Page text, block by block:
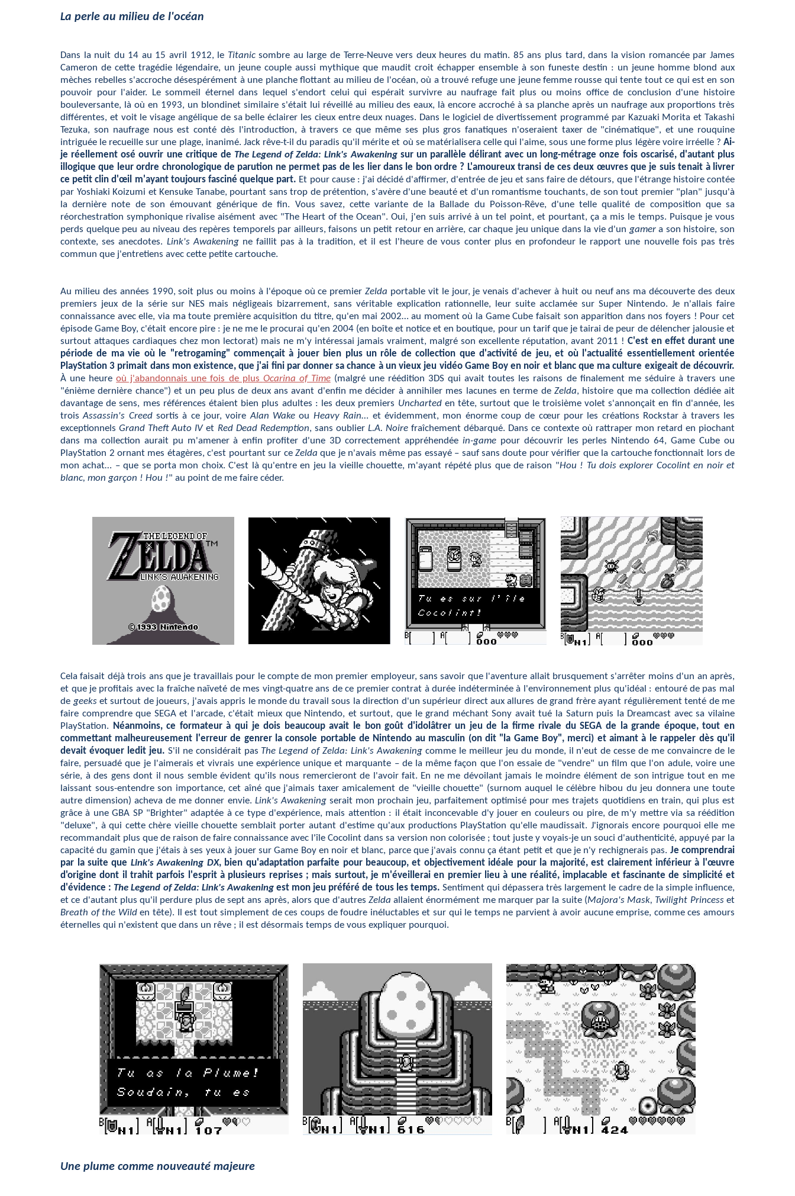
La perle au milieu de l'océan
Dans la nuit du 14 au 15 avril 1912, le Titanicsombre au large de Terre-Neuve vers deux heures du matin. 85 ans plus tard, dans la vision romancée par James
Cameron de cette tragédie légendaire, un jeune couple aussi mythique que maudit croit échapper ensemble à son funeste destin : un jeune homme blond aux
mèches rebelles s'accroche désespérément à une planche flottant au milieu de l'océan, où a trouvé refuge une jeune femme rousse qui tente tout ce qui est en son
pouvoir pour l'aider. Le sommeil éternel dans lequel s'endort celui qui espérait survivre au naufrage fait plus ou moins office de conclusion d'une histoire
bouleversante, là où en 1993, un blondinet similaire s'était lui réveillé au milieu des eaux, là encore accroché à sa planche après un naufrage aux proportions très
différentes, et voit le visage angélique de sa belle éclairer les cieux entre deux nuages. Dans le logiciel de divertissement programmé par Kazuaki Morita et Takashi
Tezuka, son naufrage nous est conté dès l'introduction, à travers ce que même ses plus gros fanatiques n'oseraient taxer de "cinématique", et une rouquine
intriguée le recueille sur une plage, inanimé. Jack rêve-t-il du paradis qu'il mérite et où se matérialisera celle qui l'aime, sous une forme plus légère voire irréelle ? Ai-
je réellement osé ouvrir une critique de The Legend of Zelda: Link's Awakeningsur un parallèle délirant avec un long-métrage onze fois oscarisé, d'autant plus
illogique que leur ordre chronologique de parution ne permet pas de les lier dans le bon ordre ? L'amoureux transi de ces deux œuvres que je suis tenait à livrer
ce petit clin d'œil m'ayant toujours fasciné quelque part. Et pour cause : j'ai décidé d'affirmer, d'entrée de jeu et sans faire de détours, que l'étrange histoire contée
par Yoshiaki Koizumi et Kensuke Tanabe, pourtant sans trop de prétention, s'avère d'une beauté et d'un romantisme touchants, de son tout premier "plan" jusqu'à
la dernière note de son émouvant générique de fin. Vous savez, cette variante de la Ballade du Poisson-Rêve, d'une telle qualité de composition que sa
réorchestration symphonique rivalise aisément avec "The Heart of the Ocean". Oui, j'en suis arrivé à un tel point, et pourtant, ça a mis le temps. Puisque je vous
perds quelque peu au niveau des repères temporels par ailleurs, faisons un petit retour en arrière, car chaque jeu unique dans la vie d'un gamera son histoire, son
contexte, ses anecdotes. Link's Awakeningne faillit pas à la tradition, et il est l'heure de vous conter plus en profondeur le rapport une nouvelle fois pas très
commun que j'entretiens avec cette petite cartouche.
Au milieu des années 1990, soit plus ou moins à l'époque où ce premierZelda portable vit le jour, je venais d'achever à huit ou neuf ans ma découverte des deux
premiers jeux de la série sur NES mais négligeais bizarrement, sans véritable explication rationnelle, leur suite acclamée sur Super Nintendo. Je n'allais faire
connaissance avec elle, via ma toute première acquisition du titre, qu'en mai 2002… au moment où la Game Cube faisait son apparition dans nos foyers ! Pour cet
épisode Game Boy, c'était encore pire : je ne me le procurai qu'en 2004 (en boîte et notice et en boutique, pour un tarif que je tairai de peur de délencher jalousie et
surtout attaques cardiaques chez mon lectorat) mais ne m'y intéressai jamais vraiment, malgré son excellente réputation, avant 2011 ! C'est en effet durant une
période de ma vie où le "retrogaming" commençait à jouer bien plus un rôle de collection que d'activité de jeu, et où l'actualité essentiellement orientée
PlayStation 3 primait dans mon existence, que j'ai fini par donner sa chance à un vieux jeu vidéo Game Boy en noir et blanc que ma culture exigeait de découvrir.
À une heureoù j'abandonnais une fois de plus Ocarina of Time (malgré une réédition 3DS qui avait toutes les raisons de finalement me séduire à travers une
"énième dernière chance") et un peu plus de deux ans avant d'enfin me décider à annihiler mes lacunes en terme de Zelda, histoire que ma collection dédiée ait
davantage de sens, mes références étaient bien plus adultes : les deux premiers Uncharteden tête, surtout que le troisième volet s'annonçait en fin d'année, les
troisAssassin's Creedsortis à ce jour, voireAlan Wake ou Heavy Rain… et évidemment, mon énorme coup de cœur pour les créations Rockstar à travers les
exceptionnelsGrand Theft Auto IVet Red Dead Redemption, sans oublier L.A. Noire fraîchement débarqué. Dans ce contexte où rattraper mon retard en piochant
dans ma collection aurait pu m'amener à enfin profiter d'une 3D correctement appréhendée in-gamepour découvrir les perles Nintendo 64, Game Cube ou
PlayStation 2 ornant mes étagères, c'est pourtant sur ceZelda que je n'avais même pas essayé – sauf sans doute pour vérifier que la cartouche fonctionnait lors de
mon achat… – que se porta mon choix. C'est là qu'entre en jeu la vieille chouette, m'ayant répété plus que de raison "Hou ! Tu dois explorer Cocolint en noir et
blanc, mon garçon ! Hou !" au point de me faire céder.
Cela faisait déjà trois ans que je travaillais pour le compte de mon premier employeur, sans savoir que l'aventure allait brusquement s'arrêter moins d'un an après,
et que je profitais avec la fraîche naïveté de mes vingt-quatre ans de ce premier contrat à durée indéterminée à l'environnement plus qu'idéal : entouré de pas mal
de geeks et surtout de joueurs, j'avais appris le monde du travail sous la direction d'un supérieur direct aux allures de grand frère ayant régulièrement tenté de me
faire comprendre que SEGA et l'arcade, c'était mieux que Nintendo, et surtout, que le grand méchant Sony avait tué la Saturn puis la Dreamcast avec sa vilaine
PlayStation.
Néanmoins, ce formateur à qui je dois beaucoup avait le bon goût d'idolâtrer un jeu de la firme rivale du SEGA de la grande époque, tout en
commettant malheureusement l'erreur de genrer la console portable de Nintendo au masculin (on dit "la Game Boy", merci) et aimant à le rappeler dès qu'il
devait évoquer ledit jeu. S'il ne considérait pas The Legend of Zelda: Link's Awakening comme le meilleur jeu du monde, il n'eut de cesse de me convaincre de le
faire, persuadé que je l'aimerais et vivrais une expérience unique et marquante – de la même façon que l'on essaie de "vendre" un film que l'on adule, voire une
série, à des gens dont il nous semble évident qu'ils nous remercieront de l'avoir fait. En ne me dévoilant jamais le moindre élément de son intrigue tout en me
laissant sous-entendre son importance, cet aîné que j'aimais taxer amicalement de "vieille chouette" (surnom auquel le célèbre hibou du jeu donnera une toute
autre dimension) acheva de me donner envie. Link's Awakeningserait mon prochain jeu, parfaitement optimisé pour mes trajets quotidiens en train, qui plus est
grâce à une GBA SP "Brighter" adaptée à ce type d'expérience, mais attention : il était inconcevable d'y jouer en couleurs ou pire, de m'y mettre via sa réédition
"deluxe", à qui cette chère vieille chouette semblait porter autant d'estime qu'aux productions PlayStation qu'elle maudissait. J'ignorais encore pourquoi elle me
recommandait plus que de raison de faire connaissance avec l'île Cocolint dans sa version non colorisée ; tout juste y voyais-je un souci d'authenticité, appuyé par la
capacité du gamin que j'étais à ses yeux à jouer sur Game Boy en noir et blanc, parce que j'avais connu ça étant petit et que je n'y rechignerais pas. Je comprendrai
par la suite que Link's Awakening DX, bien qu'adaptation parfaite pour beaucoup, et objectivement idéale pour la majorité, est clairement inférieur à l'œuvre
d'origine dont il trahit parfois l'esprit à plusieurs reprises ; mais surtout, je m'éveillerai en premier lieu à une réalité, implacable et fascinante de simplicité et
d'évidence : The Legend of Zelda: Link's Awakeningest mon jeu préféré de tous les temps. Sentiment qui dépassera très largement le cadre de la simple influence,
et ce d'autant plus qu'il perdure plus de sept ans après, alors que d'autres Zelda allaient énormément me marquer par la suite (Majora's Mask, Twilight Princesset
Breath of the Wilden tête). Il est tout simplement de ces coups de foudre inéluctables et sur qui le temps ne parvient à avoir aucune emprise, comme ces amours
éternelles qui n'existent que dans un rêve ; il est désormais temps de vous expliquer pourquoi.
Une plume comme nouveauté majeure